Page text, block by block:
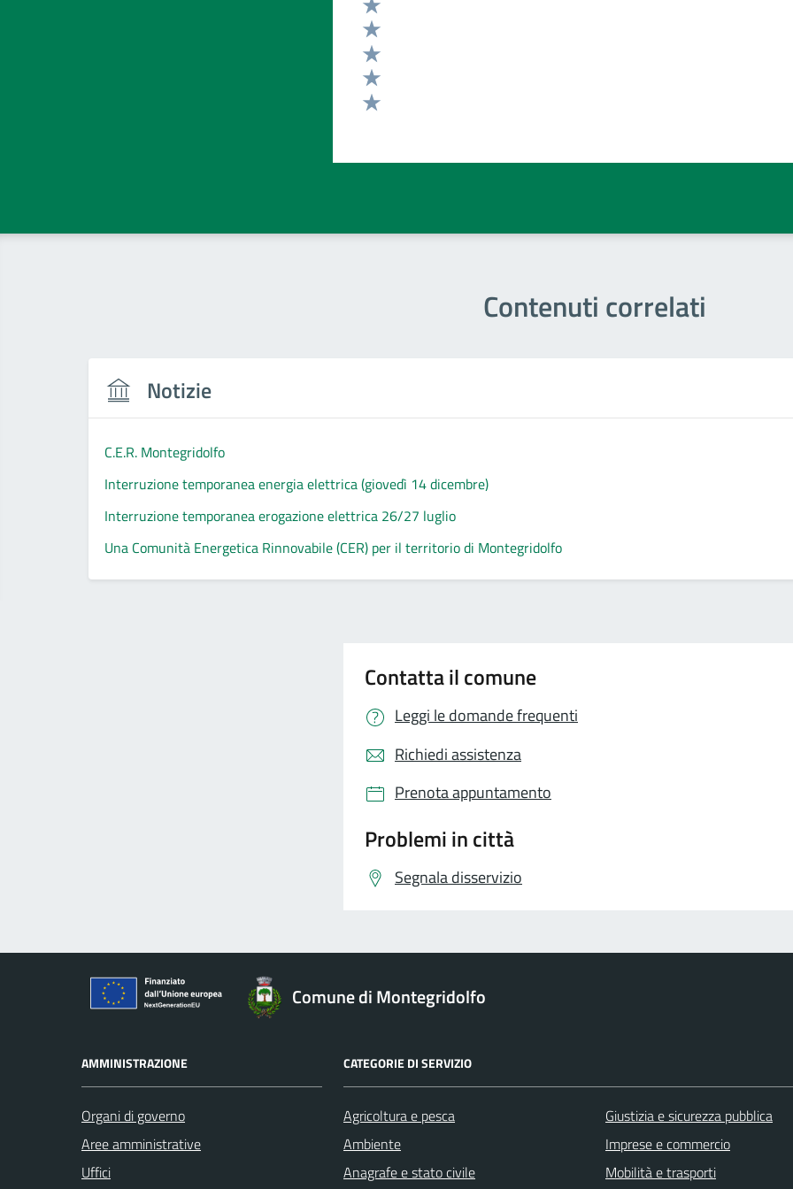
Valuta 5 stelle su 5
Valuta 4 stelle su 5
Valuta 3 stelle su 5
Valuta 2 stelle su 5
Contenuti correlati
Notizie
C.E.R. Montegridolfo
Interruzione temporanea energia elettrica (giovedì 14 dicembre)
Interruzione temporanea erogazione elettrica 26/27 luglio
Una Comunità Energetica Rinnovabile (CER) per il territorio di Montegridolfo
Contatta il comune
Leggi le domande frequenti
Richiedi assistenza
Prenota appuntamento
Problemi in città
Segnala disservizio
Comune di Montegridolfo
AMMINISTRAZIONE
Organi di governo
Aree amministrative
Uffici
CATEGORIE DI SERVIZIO
Agricoltura e pesca
Ambiente
Anagrafe e stato civile
Giustizia e sicurezza pubblica
Imprese e commercio
Mobilità e trasporti